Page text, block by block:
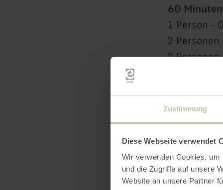
Zustimmung
Diese Webseite verwendet
Wir verwenden Cookies,
und die Zugriffe auf unsere
Website an unsere Partner
60 Minuten
1 Person -
2
3
90 Minuten
1 Person -
2
3
4